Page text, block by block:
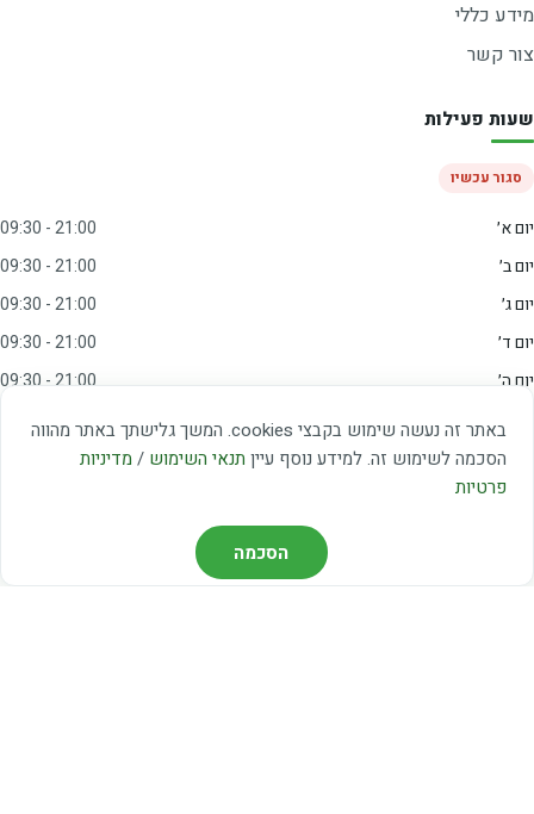
באתר זה נעשה שימוש בקבצי cookies. המשך גלישתך באתר מהווה
הסכמה לשימוש זה. למידע נוסף עיין תנאי השימוש / מדיניות
פרטיות
הסכמה
מידע כללי
צור קשר
שעות פעילות
סגור עכשיו
יום א׳
09:30 - 21:00
יום ב׳
09:30 - 21:00
יום ג׳
09:30 - 21:00
יום ד׳
09:30 - 21:00
יום ה׳
09:30 - 21:00
יום ו׳
09:00 - 15:00
שבת
20:00 - 23:00